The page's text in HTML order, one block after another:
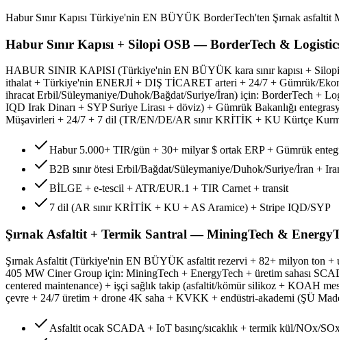
Habur Sınır Kapısı Türkiye'nin EN BÜYÜK BorderTech'ten Şırnak
Habur Sınır Kapısı + Silopi OSB — BorderTech &
HABUR SINIR KAPISI (Türkiye'nin EN BÜYÜK kara sınır kapısı +
ithalat + Türkiye'nin ENERJİ + DIŞ TİCARET arteri + 24/7 + Gümrük/
ihracat Erbil/Süleymaniye/Duhok/Bağdat/Suriye/İran) için: BorderTech +
IQD Irak Dinarı + SYP Suriye Lirası + döviz) + Gümrük Bakanlığı
Müşavirleri + 24/7 + 7 dil (TR/EN/DE/AR sınır KRİTİK + KU Kürtçe
Habur 5.000+ TIR/gün + 30+ milyar $ ortak ERP + Gümrük
B2B sınır ötesi Erbil/Bağdat/Süleymaniye/Duhok/Suriye/İran +
BİLGE + e-tescil + ATR/EUR.1 + TIR Carnet + transit
7 dil (AR sınır KRİTİK + KU + AS Aramice) + Stripe IQD/SYP
Şırnak Asfaltit + Termik Santral — MiningTech &
Şırnak Asfaltit (Türkiye'nin EN BÜYÜK asfaltit rezervi + 82+ milyon ton
405 MW Ciner Group için: MiningTech + EnergyTech + üretim sahası
centered maintenance) + işçi sağlık takip (asfaltit/kömür silikoz + KOAH
çevre + 24/7 üretim + drone 4K saha + KVKK + endüstri-akademi (ŞÜ
Asfaltit ocak SCADA + IoT basınç/sıcaklık + termik kül/NOx/